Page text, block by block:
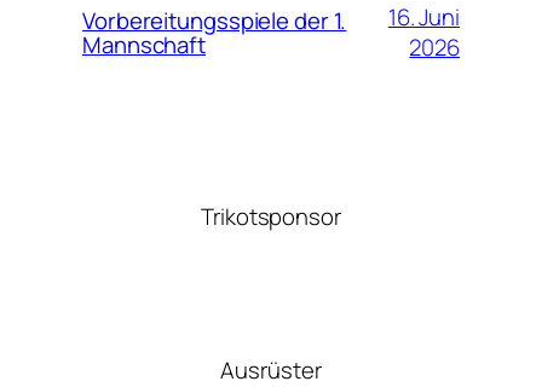
Vorbereitungsspiele der 1.
Mannschaft
16. Juni
2026
Trikotsponsor
Ausrüster